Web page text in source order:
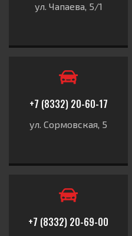
ул. Чапаева, 5/1
+7 (8332) 20-60-17
ул. Сормовская, 5
+7 (8332) 20-69-00